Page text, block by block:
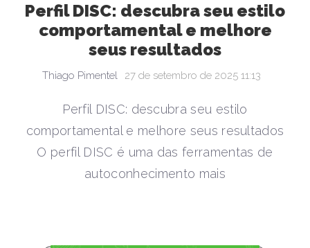
Perfil DISC: descubra seu estilo
comportamental e melhore
seus resultados
Thiago Pimentel 27 de setembro de 2025 11:13
Perfil DISC: descubra seu estilo
comportamental e melhore seus resultados
O perfil DISC é uma das ferramentas de
autoconhecimento mais